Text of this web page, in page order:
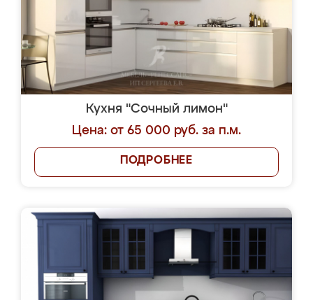
Кухня "Сочный лимон"
Цена: от 65 000 руб. за п.м.
ПОДРОБНЕЕ